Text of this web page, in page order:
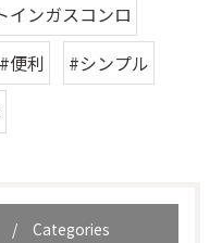
インガスコンロ
#便利
#シンプル
Categories